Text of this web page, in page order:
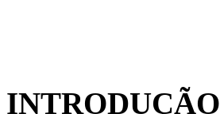
INTRODUÇÃO